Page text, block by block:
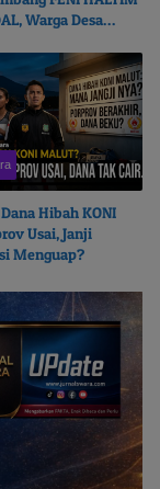
Warga Desa
Hibah KONI
Usai, Janji
Menguap?